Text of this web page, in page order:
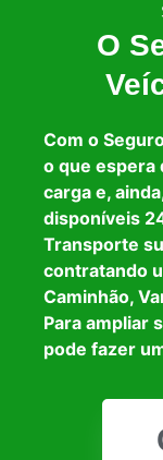
O
Com o
o que espera
carga e,
disponíveis
Transporte
contratando
Caminhão,
Para ampliar
pode fazer